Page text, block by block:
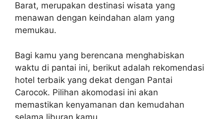
Barat, merupakan destinasi wisata yang
menawan dengan keindahan alam yang
memukau.
Bagi kamu yang berencana menghabiskan
waktu di pantai ini, berikut adalah rekomendasi
hotel terbaik yang dekat dengan Pantai
Carocok. Pilihan akomodasi ini akan
memastikan kenyamanan dan kemudahan
selama liburan kamu.